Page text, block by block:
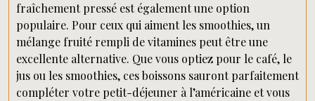
fraîchement pressé est également une option
populaire. Pour ceux qui aiment les smoothies, un
mélange fruité rempli de vitamines peut être une
excellente alternative. Que vous optiez pour le café, le
jus ou les smoothies, ces boissons sauront parfaitement
compléter votre petit-déjeuner à l’américaine et vous